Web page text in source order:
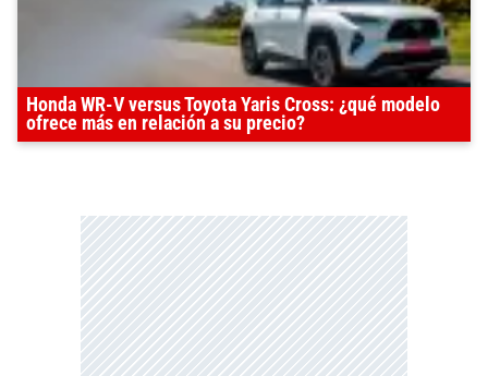
Honda WR-V versus Toyota Yaris Cross: ¿qué modelo
ofrece más en relación a su precio?